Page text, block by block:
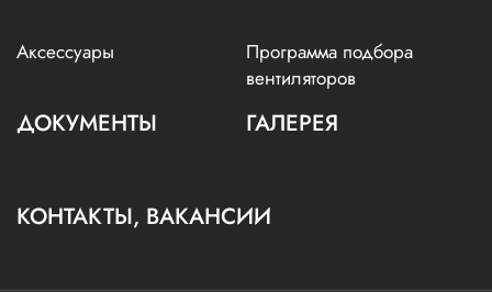
Аксессуары
Программа подбора
вентиляторов
ДОКУМЕНТЫ ГАЛЕРЕЯ
КОНТАКТЫ, ВАКАНСИИ